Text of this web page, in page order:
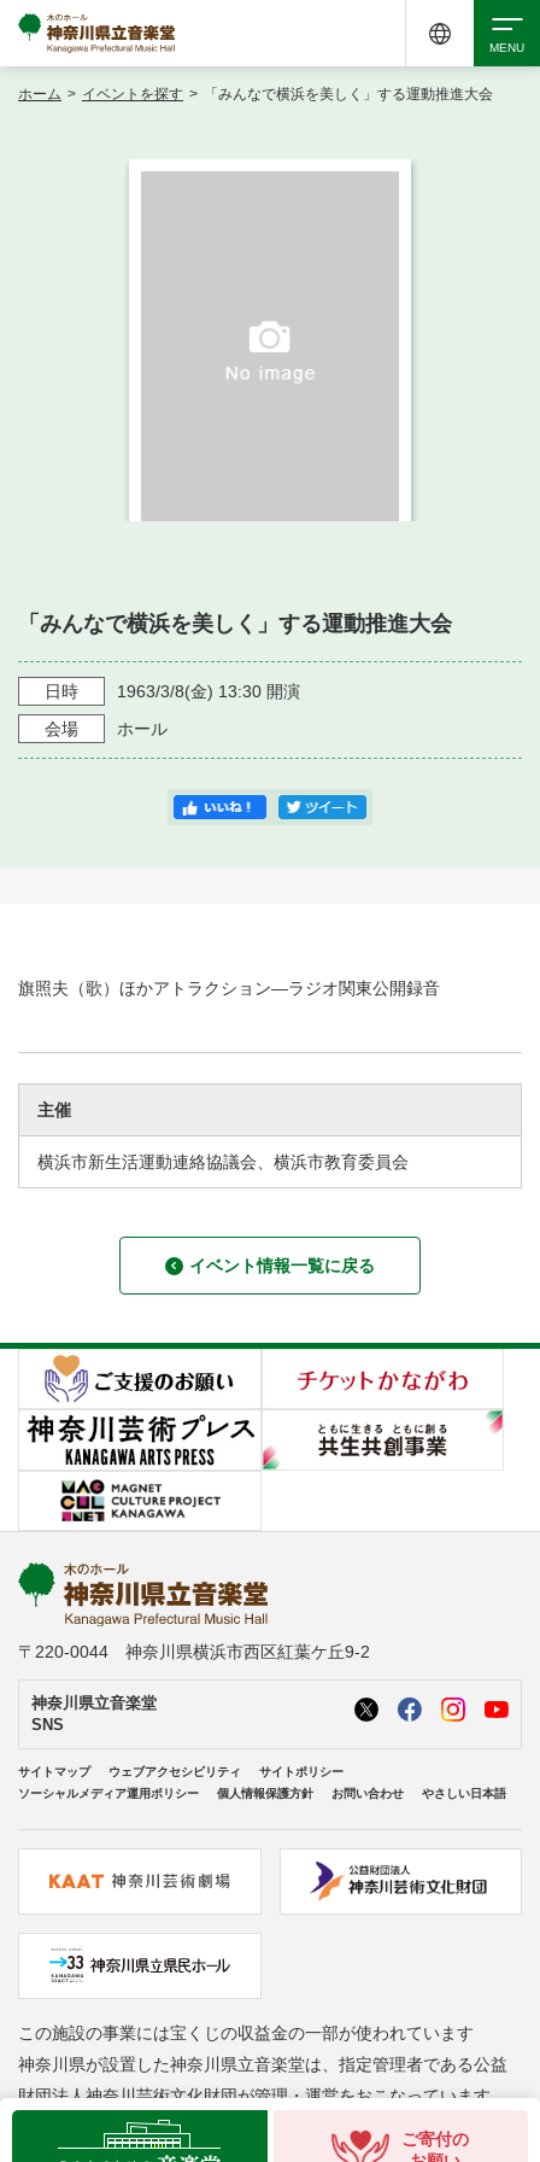
・ 空き状況
・ 抽選対象日
・ 利用料金
・ 音楽堂のご案内
・ フロアマップ
神奈川県立音楽堂
SNS
ホーム > イベントを探す > 「みんなで横浜を美しく」する運動推進大会
「みんなで横浜を美しく」する運動推進大会
日時 1963/3/8(金) 13:30 開演
会場
ホール
旗照夫（歌）ほかアトラクション―ラジオ関東公開録音
主催
横浜市新生活運動連絡協議会、横浜市教育委員会
イベント情報一覧に戻る
ご寄付の
〒220-0044 神奈川県横浜市西区紅葉ケ丘9-2
神奈川県立音楽堂
SNS
サイトマップ ウェブアクセシビリティ
サイトポリシー
ソーシャルメディア運用ポリシー
個人情報保護方針 お問い合わせ やさしい日本語
この施設の事業には宝くじの収益金の一部が使われています
神奈川県が設置した神奈川県立音楽堂は、指定管理者である公益
財団法人神奈川芸術文化財団が管理・運営をおこなっています
Copyright © Kanagawa Arts Foundation. All rights reserved.